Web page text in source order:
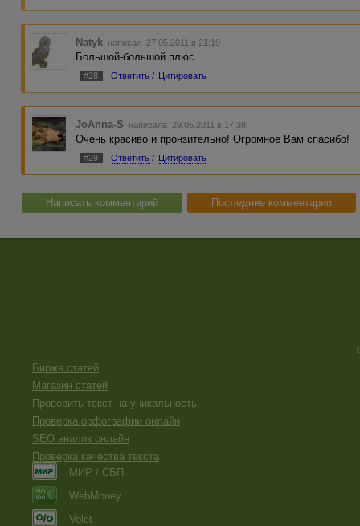
Natyk написал 27.05.2011 в 21:19
Большой-большой плюс
#28 Ответить / Цитировать
JoAnna-S написала 29.05.2011 в 17:38
Очень красиво и пронзительно! Огромное Вам спасибо!
#29 Ответить / Цитировать
Написать комментарий Последние комментарии
Биржа статей
Магазин статей
Проверить текст на уникальность
Проверка орфографии онлайн
SEO анализ онлайн
Проверка качества текста
МИР / СБП
WebMoney
Volet